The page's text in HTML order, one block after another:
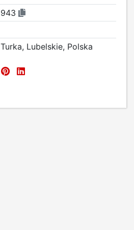
943
Turka, Lubelskie, Polska